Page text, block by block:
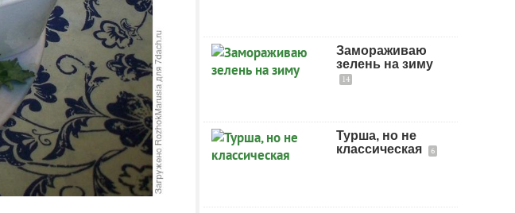
Замораживаю
зелень на зиму
14
Турша, но не
классическая
6